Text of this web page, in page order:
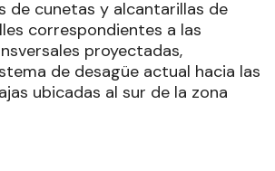
de cunetas y alcantarillas de
correspondientes a las
proyectadas,
de desagüe actual hacia las
ubicadas al sur de la zona